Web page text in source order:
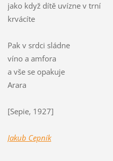
jako když dítě uvízne v trní
krvácíte
Pak v srdci sládne
víno a amfora
a vše se opakuje
Arara
[Sepie, 1927]
Jakub Cepník